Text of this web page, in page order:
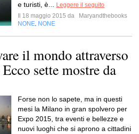
e turisti, è...
Leggere il seguito
Il 18 maggio 2015 da
Maryandthebooks
NONE NONE
il mondo attraverso
sette mostre da
Forse non lo sapete, ma in questi
mesi la Milano in gran spolvero per
Expo 2015, tra eventi e bellezze e
nuovi luoghi che si aprono a cittadini